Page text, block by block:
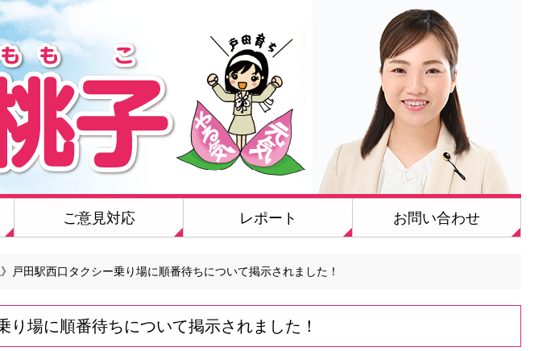
ご意見対応 レポート お問い合わせ
》戸田駅西口タクシー乗り場に順番待ちについて掲示されました！
り場に順番待ちについて掲示されました！